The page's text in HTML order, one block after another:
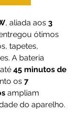
, aliada aos 3
ótimos
tapetes,
A bateria
45 minutos de
os 7
ampliam
do aparelho.